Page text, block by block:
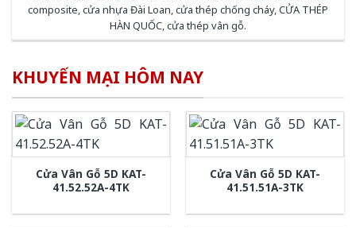
composite cửa nhựa Đài Loan cửa thép chống cháy, CỬA THÉP
HÀN QUỐC cửa thép vân gỗ.
KHUYẾN MẠI HÔM NAY
Cửa Vân Gỗ 5D KAT-
41.52.52A-4TK
Cửa Vân Gỗ 5D KAT-
41.51.51A-3TK